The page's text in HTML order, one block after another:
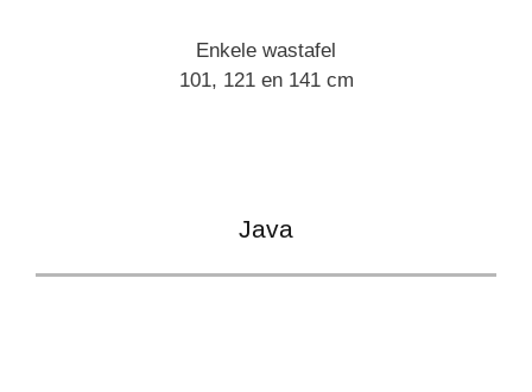
Enkele wastafel
101, 121 en 141 cm
Java